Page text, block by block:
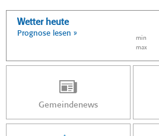
Wetter heute
Prognose lesen »
min
max
Gemeindenews